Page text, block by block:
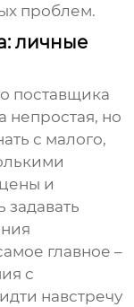
проблем.
личные
поставщика
непростая, но
с малого,
и
задавать
главное –
с
навстречу